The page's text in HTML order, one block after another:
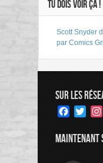
TU DOIS VOIR ÇA !
Scott Snyder
par Comics
SUR LES
MAINTENANT